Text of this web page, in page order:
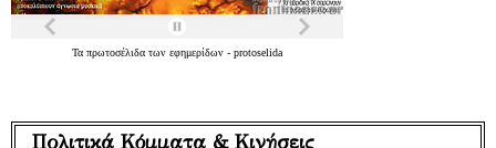
Τα πρωτοσέλιδα των εφημερίδων - protoselida
Πολιτικά Κόμματα & Κινήσεις